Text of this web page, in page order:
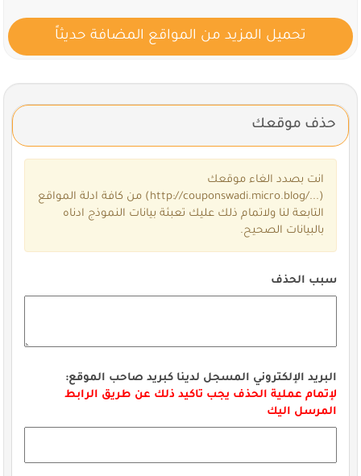
تحميل المزيد من المواقع المضافة حديثاً
حذف موقعك
انت بصدد الغاء موقعك
http://couponswadi.micro.blog/...) من كافة ادلة المواقع
التابعة لنا ولاتمام ذلك عليك تعبئة بيانات النموذج ادناه
بالبيانات الصحيح.
سبب الحذف
البريد الإلكتروني المسجل لدينا كبريد صاحب الموقع:
لإتمام عملية الحذف يجب تاكيد ذلك عن طريق الرابط
المرسل اليك